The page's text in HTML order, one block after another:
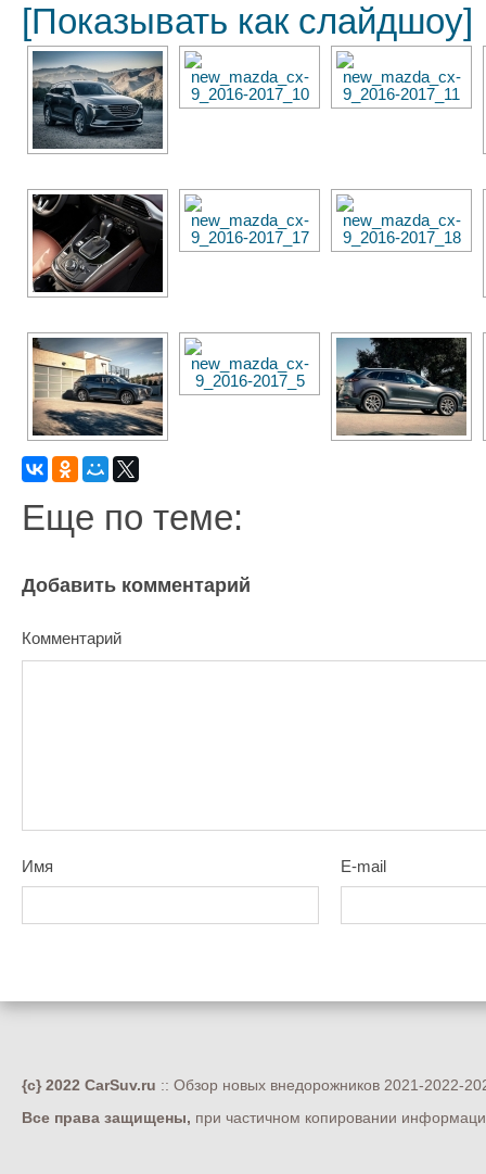
[Показывать как слайдшоу]
Еще по теме:
Добавить комментарий
Комментарий
Имя E-mail
{c} 2022 CarSuv.ru :: Обзор новых внедорожников 2021-2022-
Все права защищены, при частичном копировании